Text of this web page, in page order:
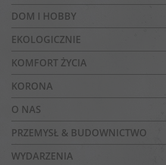
DOM I HOBBY
EKOLOGICZNIE
KOMFORT ŻYCIA
KORONA
O NAS
PRZEMYSŁ & BUDOWNICTWO
WYDARZENIA